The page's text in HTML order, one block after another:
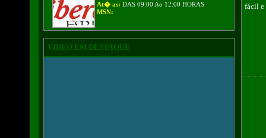
At� as: DAS 09:00 Ao 12:00 HORAS
MSN:
VIDEO EM DESTAQUE
fácil e